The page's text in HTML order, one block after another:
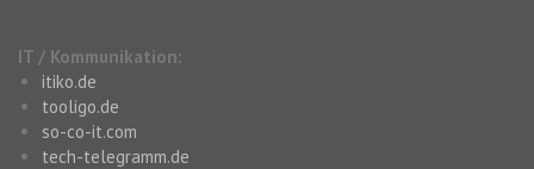
IT / Kommunikation:
itiko.de
tooligo.de
so-co-it.com
tech-telegramm.de